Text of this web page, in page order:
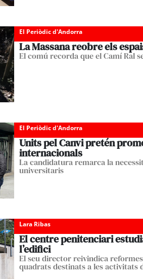
El Periòdic d'Andorra
La Massana reobre els
El comú recorda que el Camí Ral
El Periòdic d'Andorra
Units pel Canvi pretén
internacionals
La candidatura remarca la
universitaris
Lara Ribas
El centre penitenciari
l’edifici
El seu director reivindica
quadrats destinats a les activitats